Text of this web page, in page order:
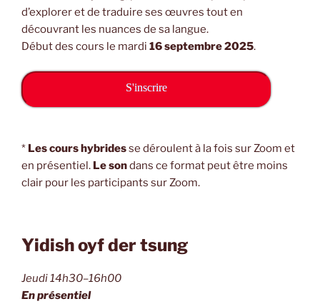
d’explorer et de traduire ses œuvres tout en
découvrant les nuances de sa langue.
Début des cours le mardi 16 septembre 2025.
S'inscrire
* Les cours hybridesse déroulent à la fois sur Zoom et
en présentiel. Le sondans ce format peut être moins
clair pour les participants sur Zoom.
Yidish oyf der tsung
Jeudi 14h30–16h00
En présentiel